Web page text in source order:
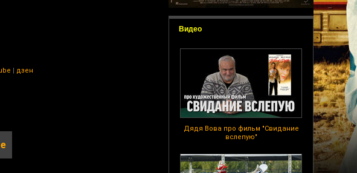
Видео
Дядя Вова про фильм "Свидание
вслепую"
| дзен